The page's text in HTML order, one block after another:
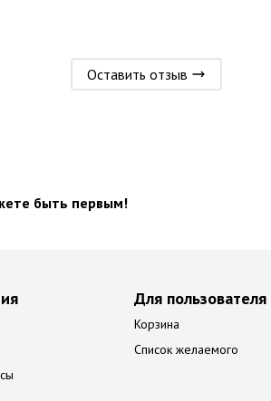
Оставить отзыв
быть первым!
Для пользователя
Корзина
Список желаемого